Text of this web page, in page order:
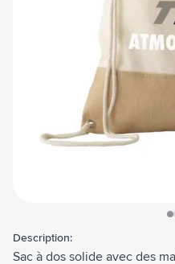
Description:
Sac à dos solide avec des